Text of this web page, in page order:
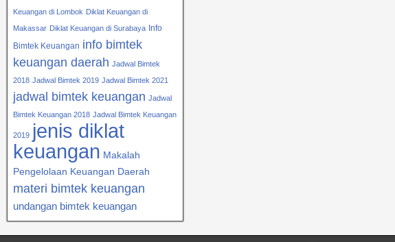
Keuangan di Lombok Diklat Keuangan di
Makassar Diklat Keuangan di Surabaya Info
Bimtek Keuangan info bimtek
keuangan daerah Jadwal Bimtek
2018 Jadwal Bimtek 2019 Jadwal Bimtek 2021
jadwal bimtek keuangan Jadwal
Bimtek Keuangan 2018 Jadwal Bimtek Keuangan
2019 jenis diklat
keuangan Makalah
Pengelolaan Keuangan Daerah
materi bimtek keuangan
undangan bimtek keuangan